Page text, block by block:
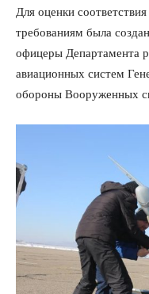
Для оценки
требованиям была
офицеры Департамента
авиационных систем
обороны Вооруженных